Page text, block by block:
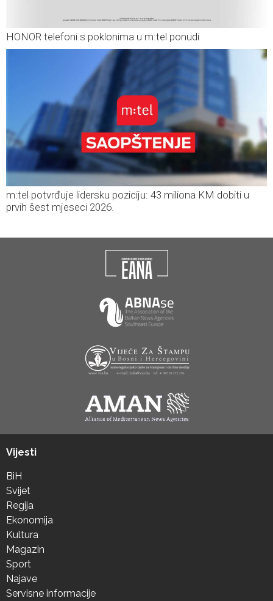
HONOR telefoni s poklonima u m:tel ponudi
m:tel potvrđuje lidersku poziciju: 43 miliona KM dobiti u
prvih šest mjeseci 2026.
Vijesti
BiH
Svijet
Regija
Ekonomija
Kultura
Magazin
Sport
Najave
Servisne informacije